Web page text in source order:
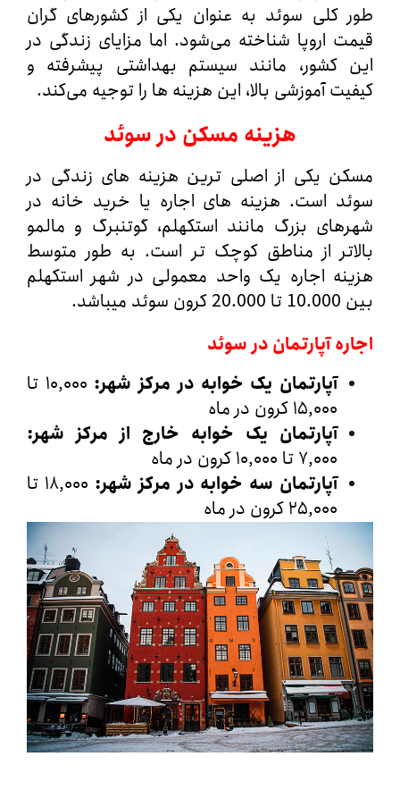
کلی سوئد به عنوان یکی از کشورهای گران‌
اروپا شناخته می‌شود. اما مزایای زندگی در
کشور، مانند سیستم بهداشتی پیشرفته و
آموزشی بالا، این هزینه‌ ها را توجیه می‌کند.
هزینه مسکن در سوئد
یکی از اصلی‌ ترین هزینه‌ های زندگی در
است. هزینه‌ های اجاره یا خرید خانه در
بزرگ مانند استکهلم، گوتنبرگ و مالمو
از مناطق کوچک‌ تر است. به طور متوسط
اجاره یک واحد معمولی در شهر استکهلم
آپارتمان در سوئد
آپارتمان یک‌ خوابه در مرکز شهر:
۱۰,۰۰۰ تا
آپارتمان یک‌ خوابه خارج از مرکز شهر:
آپارتمان سه‌ خوابه در مرکز شهر:
۱۸,۰۰۰ تا